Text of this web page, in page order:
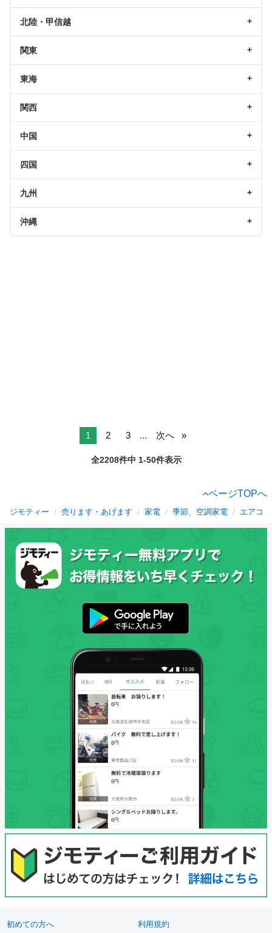
北陸・甲信越
関東
東海
関西
中国
四国
九州
沖縄
1 2 3 ... 次へ
全2208件中 1-50件表示
ページTOPへ
ジモティー 売ります・あげます 家電 季節、空調家電 エアコン
初めての方へ 利用規約